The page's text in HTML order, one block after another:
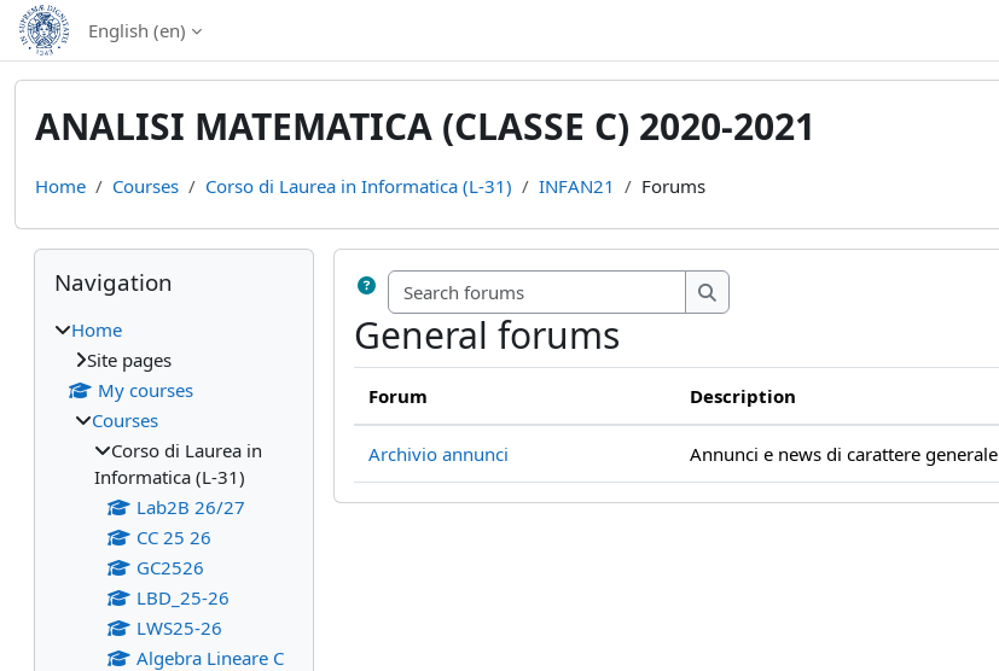
Skip to main content
English ‎(en)‎
ANALISI MATEMATICA (CLASSE C) 2020-2021
Home Courses Corso di Laurea in Informatica (L-31) INFAN21 Forums
Search forums
Search forums
General forums
Forum Description
Archivio annunci Annunci e news di carattere generale
Blocks
Skip Navigation
Navigation
Home
Site pages
My courses
Courses
Corso di Laurea in
Informatica (L-31)
Lab2B 26/27
CC 25 26
GC2526
LBD_25-26
LWS25-26
Algebra Lineare C